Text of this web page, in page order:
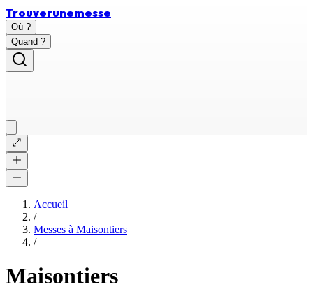
Trouverunemesse
Où ?
Quand ?
Accueil
/
Messes à Maisontiers
/
Maisontiers